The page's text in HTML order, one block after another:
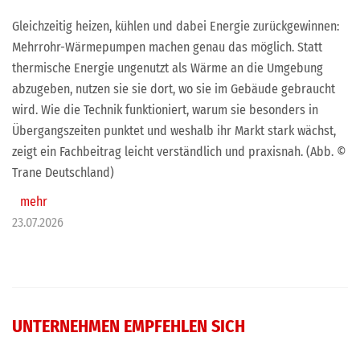
Gleichzeitig heizen, kühlen und dabei Energie zurückgewinnen:
Mehrrohr-Wärmepumpen machen genau das möglich. Statt
thermische Energie ungenutzt als Wärme an die Umgebung
abzugeben, nutzen sie sie dort, wo sie im Gebäude gebraucht
wird. Wie die Technik funktioniert, warum sie besonders in
Übergangszeiten punktet und weshalb ihr Markt stark wächst,
zeigt ein Fachbeitrag leicht verständlich und praxisnah. (Abb. ©
Trane Deutschland)
mehr
23.07.2026
UNTERNEHMEN EMPFEHLEN SICH